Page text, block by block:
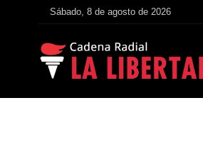
Sábado, 8 de agosto de 2026